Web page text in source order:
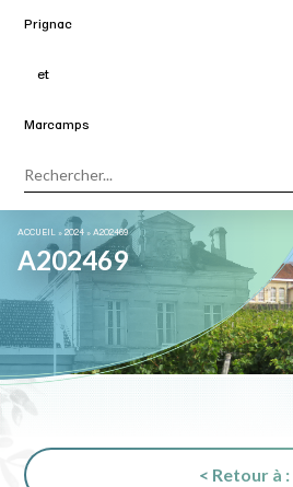
ACCUEIL »2024 »A202469
A202469
< Retour à :